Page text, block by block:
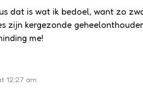
dat is wat ik bedoel, want zo
zijn kergezonde
me!
12:27 am